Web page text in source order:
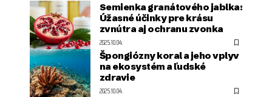
Semienka granátového jablka:
Úžasné účinky pre krásu
zvnútra aj ochranu zvonka
2025.10.04.
Špongiózny koral a jeho vplyv
na ekosystém a ľudské
zdravie
2025.10.04.